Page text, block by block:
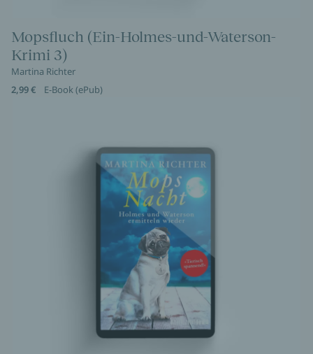
Mopsfluch (Ein-Holmes-und-Waterson-
Krimi 3)
Martina Richter
2,99 €
E-Book (ePub)